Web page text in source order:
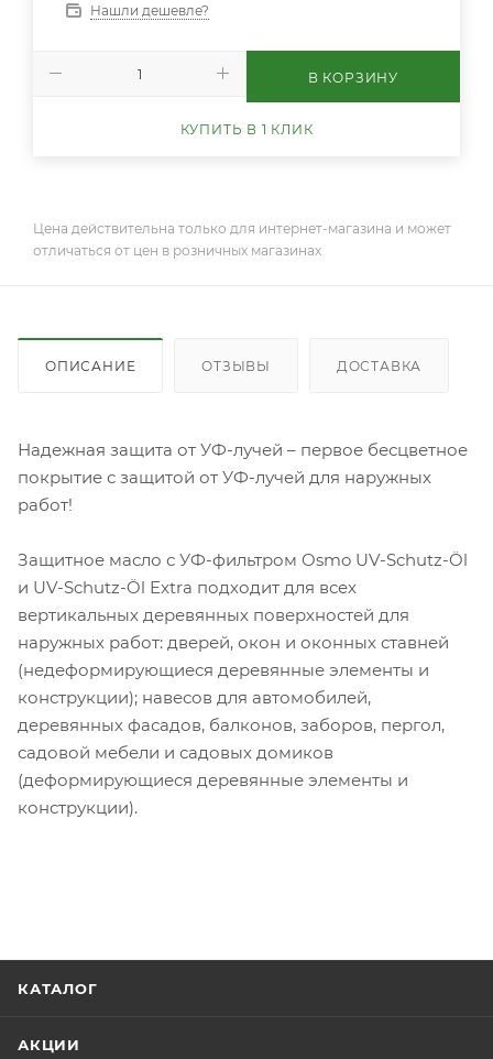
Нашли дешевле?
В КОРЗИНУ
КУПИТЬ В 1 КЛИК
Цена действительна только для интернет-магазина и может
отличаться от цен в розничных магазинах
ОПИСАНИЕ ОТЗЫВЫ ДОСТАВКА
Надежная защита от УФ-лучей – первое бесцветное
покрытие с защитой от УФ-лучей для наружных
работ!
Защитное масло с УФ-фильтром Osmo UV-Schutz-Öl
и UV-Schutz-Öl Extra подходит для всех
вертикальных деревянных поверхностей для
наружных работ: дверей, окон и оконных ставней
(недеформирующиеся деревянные элементы и
конструкции); навесов для автомобилей,
деревянных фасадов, балконов, заборов, пергол,
садовой мебели и садовых домиков
(деформирующиеся деревянные элементы и
конструкции).
КАТАЛОГ
АКЦИИ